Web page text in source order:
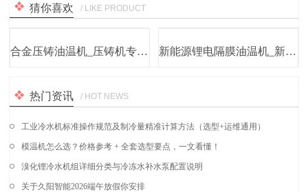
猜你喜欢 / LIKE PRODUCT
合金压铸油温机_压铸机专用油模温机 新能源锂电隔膜油温机_新能源电机测试油温机厂家
热门资讯 / HOT NEWS
工业冷水机标准操作规范及制冷量精准计算方法（选型+运维通用）
模温机怎么选？价格参考 + 全套选型要点，一文看懂！
溴化锂冷水机组详细分类与冷冻水补水泵配置说明
关于久阳智能2026端午放假你安排